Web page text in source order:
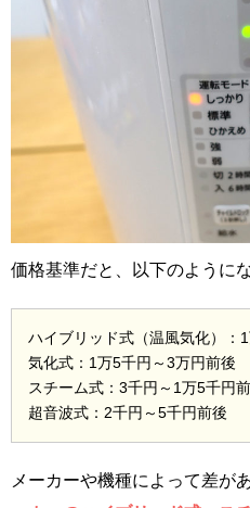
価格基準だと、以下のように
ハイブリッド式（温風気化）：
気化式：1万5千円～3万円前後
スチーム式：3千円～1万5千円
超音波式：2千円～5千円前後
メーカーや機種によって差が